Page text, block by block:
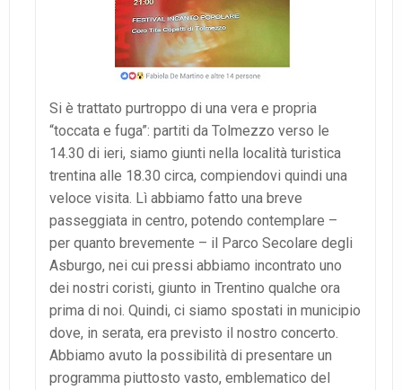
Si è trattato purtroppo di una vera e propria
“toccata e fuga”: partiti da Tolmezzo verso le
14.30 di ieri, siamo giunti nella località turistica
trentina alle 18.30 circa, compiendovi quindi una
veloce visita. Lì abbiamo fatto una breve
passeggiata in centro, potendo contemplare –
per quanto brevemente – il Parco Secolare degli
Asburgo, nei cui pressi abbiamo incontrato uno
dei nostri coristi, giunto in Trentino qualche ora
prima di noi. Quindi, ci siamo spostati in municipio
dove, in serata, era previsto il nostro concerto.
Abbiamo avuto la possibilità di presentare un
programma piuttosto vasto, emblematico del